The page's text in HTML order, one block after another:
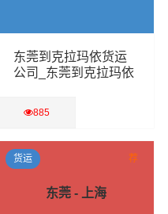
东莞到克拉玛依货运
公司_东莞到克拉玛依
885
查看详细
东莞 - 上海
货运 荐